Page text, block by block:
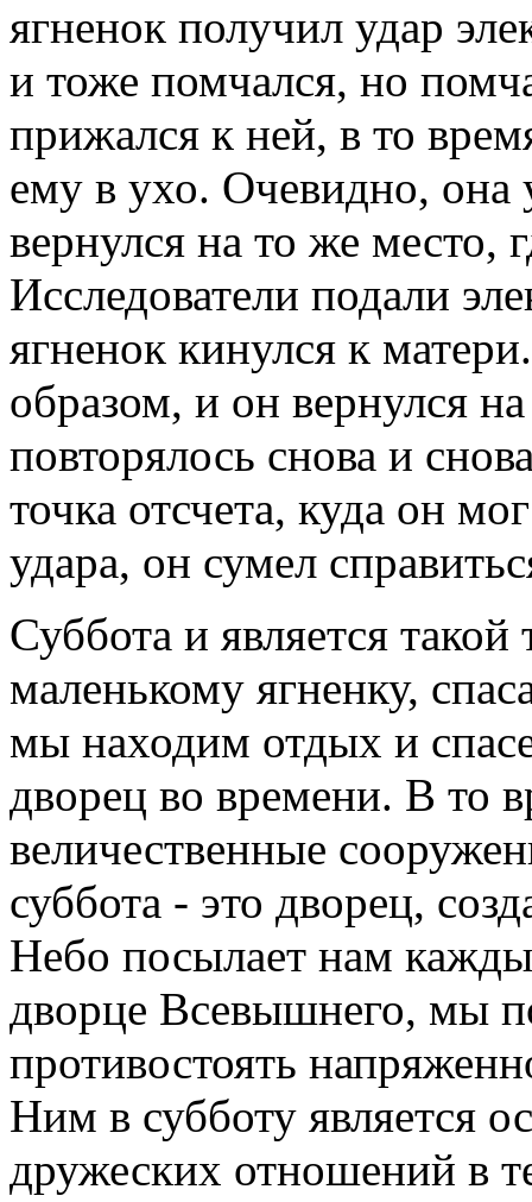
ягненок получил удар
и тоже помчался, но
прижался к ней, в то
ему в ухо. Очевидно, она
вернулся на то же место,
Исследователи подали
ягненок кинулся к
образом, и он вернулся
повторялось снова и
точка отсчета, куда он
удара, он сумел
Суббота и является
маленькому ягненку,
мы находим отдых и
дворец во времени. В то
величественные
суббота - это дворец,
Небо посылает нам
дворце Всевышнего, мы
противостоять
Ним в субботу является
дружеских отношений в